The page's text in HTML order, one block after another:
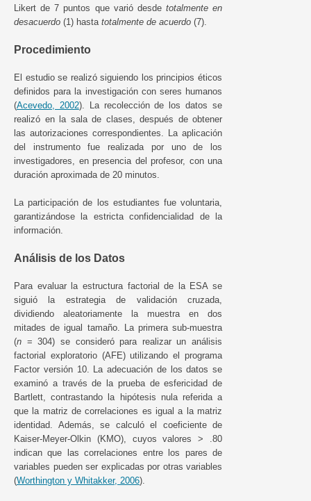
Likert de 7 puntos que varió desde totalmente en
desacuerdo (1) hasta totalmente de acuerdo (7).
Procedimiento
El estudio se realizó siguiendo los principios éticos
definidos para la investigación con seres humanos
(Acevedo, 2002). La recolección de los datos se
realizó en la sala de clases, después de obtener
las autorizaciones correspondientes. La aplicación
del instrumento fue realizada por uno de los
investigadores, en presencia del profesor, con una
duración aproximada de 20 minutos.
La participación de los estudiantes fue voluntaria,
garantizándose la estricta confidencialidad de la
información.
Análisis de los Datos
Para evaluar la estructura factorial de la ESA se
siguió la estrategia de validación cruzada,
dividiendo aleatoriamente la muestra en dos
mitades de igual tamaño. La primera sub-muestra
(n = 304) se consideró para realizar un análisis
factorial exploratorio (AFE) utilizando el programa
Factor versión 10. La adecuación de los datos se
examinó a través de la prueba de esfericidad de
Bartlett, contrastando la hipótesis nula referida a
que la matriz de correlaciones es igual a la matriz
identidad. Además, se calculó el coeficiente de
Kaiser-Meyer-Olkin (KMO), cuyos valores > .80
indican que las correlaciones entre los pares de
variables pueden ser explicadas por otras variables
(Worthington y Whitakker, 2006).